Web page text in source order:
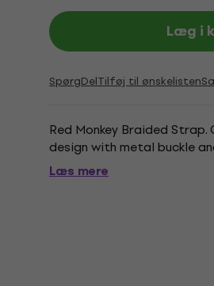
Læg i
SpørgDelTilføj til ønskelisten
Red Monkey Braided
design with metal buckle
Læs mere